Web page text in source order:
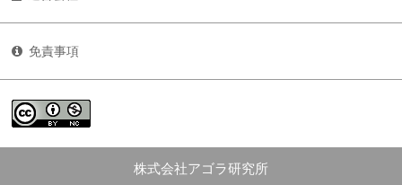
免責事項
株式会社アゴラ研究所